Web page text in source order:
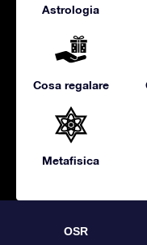
Astrologia
Cosa regalare
Metafisica
OSR